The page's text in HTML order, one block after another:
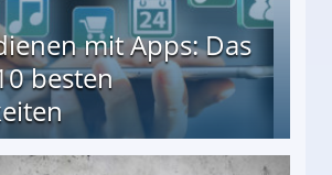
mit Apps: Das
besten